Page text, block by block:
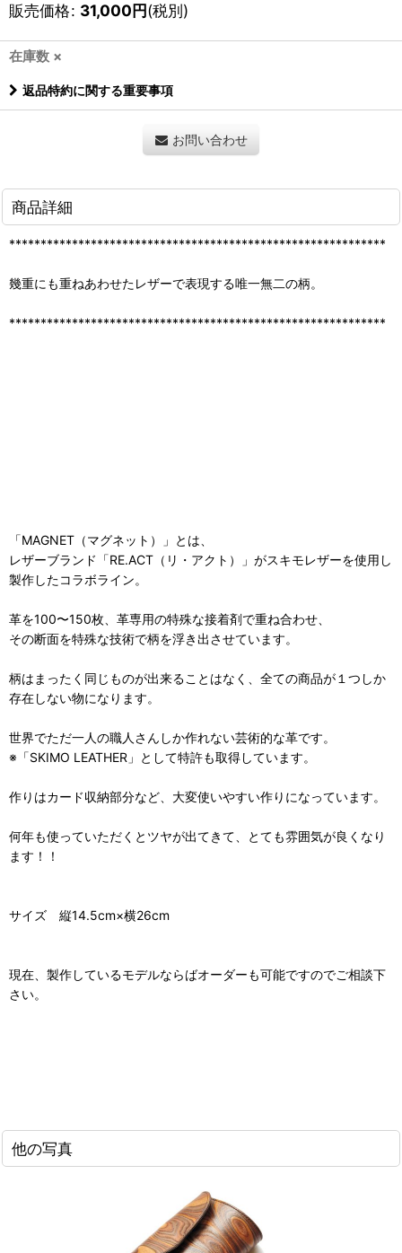
販売価格: 31,000円(税別)
在庫数 ×
返品特約に関する重要事項
お問い合わせ
商品詳細
************************************************************
幾重にも重ねあわせたレザーで表現する唯一無二の柄。
************************************************************
「MAGNET（マグネット）」とは、
レザーブランド「RE.ACT（リ・アクト）」がスキモレザーを使用し
製作したコラボライン。
革を100〜150枚、革専用の特殊な接着剤で重ね合わせ、
その断面を特殊な技術で柄を浮き出させています。
柄はまったく同じものが出来ることはなく、全ての商品が１つしか
存在しない物になります。
世界でただ一人の職人さんしか作れない芸術的な革です。
※「SKIMO LEATHER」として特許も取得しています。
作りはカード収納部分など、大変使いやすい作りになっています。
何年も使っていただくとツヤが出てきて、とても雰囲気が良くなり
ます！！
サイズ 縦14.5cm×横26cm
現在、製作しているモデルならばオーダーも可能ですのでご相談下
さい。
他の写真